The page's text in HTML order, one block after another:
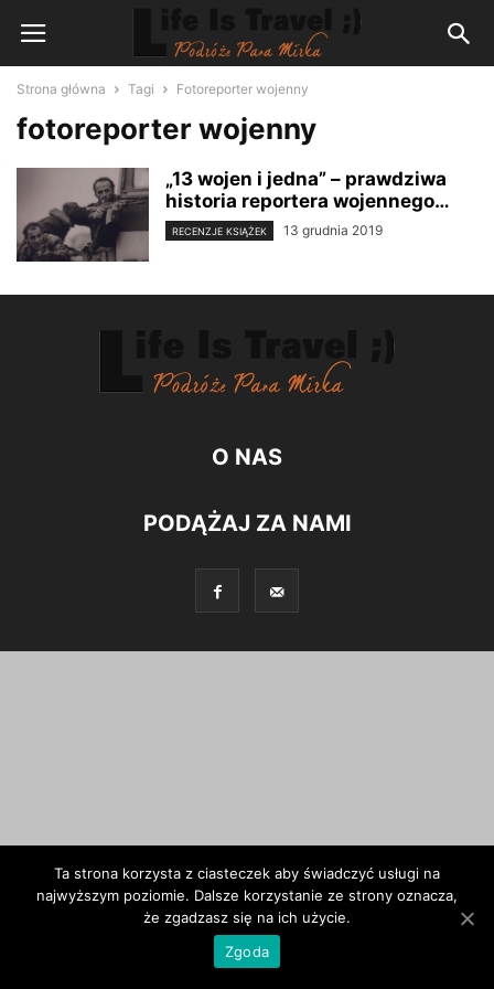
Strona główna Tagi Fotoreporter wojenny
fotoreporter wojenny
„13 wojen i jedna” – prawdziwa
historia reportera wojennego…
RECENZJE KSIĄŻEK 13 grudnia 2019
O NAS
PODĄŻAJ ZA NAMI
Ta strona korzysta z ciasteczek aby świadczyć usługi na
najwyższym poziomie. Dalsze korzystanie ze strony oznacza,
że zgadzasz się na ich użycie.
Zgoda